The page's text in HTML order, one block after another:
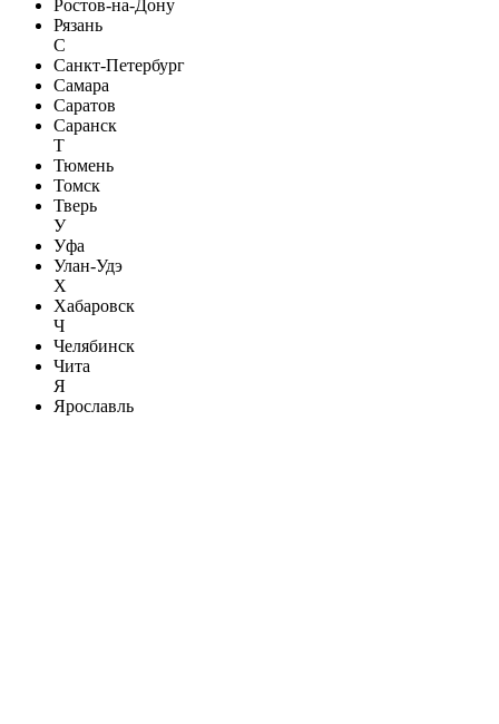
Ростов-на-Дону
Рязань
С
Санкт-Петербург
Самара
Саратов
Саранск
Т
Тюмень
Томск
Тверь
У
Уфа
Улан-Удэ
Х
Хабаровск
Ч
Челябинск
Чита
Я
Ярославль